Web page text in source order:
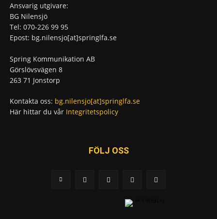
Ansvarig utgivare:
BG Nilensjö
Tel: 070-226 99 95
Epost: bg.nilensjo[at]springlfa.se
Spring Kommunikation AB
Görslövsvägen 8
263 71 Jonstorp
Kontakta oss: bg.nilensjo[at]springlfa.se
Här hittar du vår Integritetspolicy
FÖLJ OSS